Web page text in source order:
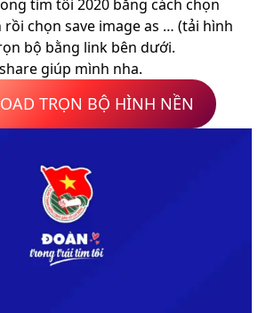
tim tôi 2020 bằng cách chọn
rồi chọn save image as … (tải hình
bộ bằng link bên dưới.
giúp mình nha.
TRỌN BỘ HÌNH NỀN